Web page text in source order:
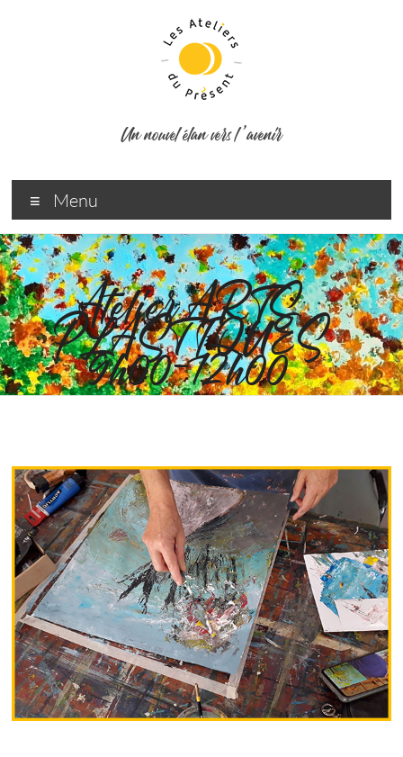
Un nouvel élan vers l ’avenir
Menu
Atelier ARTS
PLASTIQUES
9h00-12h00